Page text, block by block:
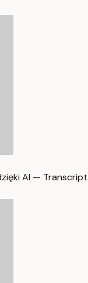
AI — Transcript